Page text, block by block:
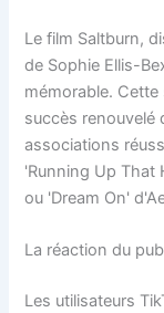
Le film Saltburn,
de Sophie Ellis-
mémorable.
succès renouvelé
associations
'Running Up That
ou 'Dream On'
La réaction du
Les utilisateurs